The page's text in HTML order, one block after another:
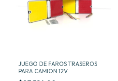
JUEGO DE FAROS TRASEROS
PARA CAMION 12V